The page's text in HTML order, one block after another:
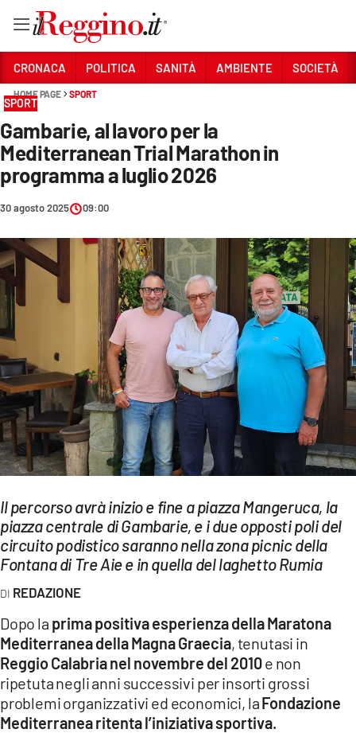
Sezioni
CRONACA
SANITÀ
AMBIENTE
SOCIETÀ
CULTURA
ECONOMIA E LAVORO
EVENTI
SPORT
Streaming
LAC NETWORK
LAC ONAIR
LaC
LACPLAY.IT
LACTV.IT
LACONAIR.IT
CRONACA POLITICA SANITÀ AMBIENTE SOCIETÀ
HOME PAGE SPORT
SPORT
Gambarie, al lavoro per la
Mediterranean Trial Marathon in
programma a luglio 2026
30 agosto 2025 09:00
Il percorso avrà inizio e fine a piazza Mangeruca, la
piazza centrale di Gambarie, e i due opposti poli del
circuito podistico saranno nella zona picnic della
Fontana di Tre Aie e in quella del laghetto Rumia
REDAZIONE
Dopo la prima positiva esperienza della Maratona
Mediterranea della Magna Graecia, tenutasi in
Reggio Calabria nel novembre del 2010e non
ripetuta negli anni successivi per insorti grossi
problemi organizzativi ed economici, laFondazione
Mediterranea ritenta l’iniziativa sportiva.